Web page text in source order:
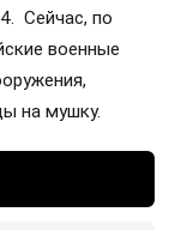
Сейчас, по
военные
на мушку.